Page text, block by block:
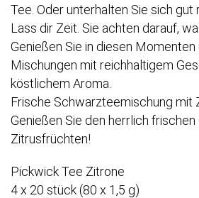
Tee. Oder unterhalten Sie sich gut
Lass dir Zeit. Sie achten darauf,
Genießen Sie in diesen Momenten
Mischungen mit reichhaltigem
köstlichem Aroma.
Frische Schwarzteemischung mit
Genießen Sie den herrlich
Zitrusfrüchten!
Pickwick Tee Zitrone
4 x 20 stück (80 x 1,5 g)